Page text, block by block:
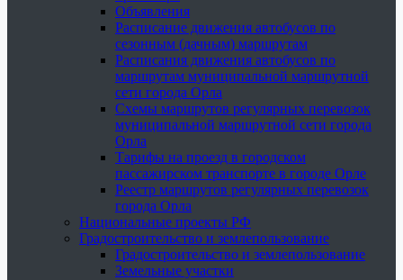
Объявления
Расписание движения автобусов по
сезонным (дачным) маршрутам
Расписания движения автобусов по
маршрутам муниципальной маршрутной
сети города Орла
Схемы маршрутов регулярных перевозок
муниципальной маршрутной сети города
Орла
Тарифы на проезд в городском
пассажирском транспорте в городе Орле
Реестр маршрутов регулярных перевозок
города Орла
Национальные проекты РФ
Градостроительство и землепользование
Градостроительство и землепользование
Земельные участки